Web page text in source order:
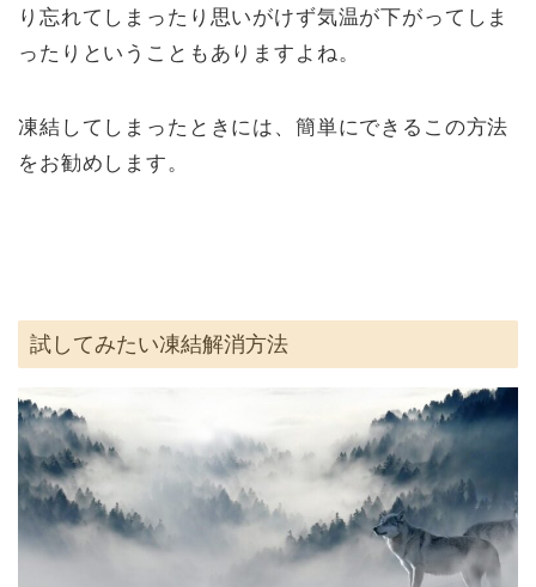
り忘れてしまったり思いがけず気温が下がってしま
ったりということもありますよね。
凍結してしまったときには、簡単にできるこの方法
をお勧めします。
試してみたい凍結解消方法